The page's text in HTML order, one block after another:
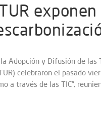
Adopción y Difusión de las
celebraron el pasado
a través de las TIC”,